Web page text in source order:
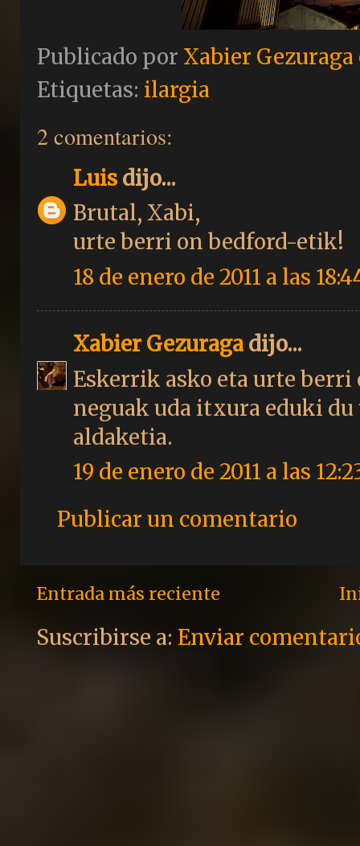
Publicado por Xabier Gezuraga
Etiquetas: ilargia
2 comentarios:
Luis dijo...
Brutal, Xabi,
urte berri on bedford-etik!
18 de enero de 2011 a las
Xabier Gezuraga dijo...
Eskerrik asko eta urte
neguak uda itxura eduki
aldaketia.
19 de enero de 2011 a las
Publicar un comentario
Entrada más reciente
Suscribirse a: Enviar